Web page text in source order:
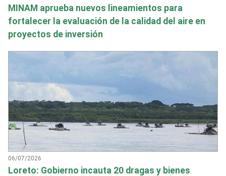
MINAM aprueba nuevos lineamientos para
fortalecer la evaluación de la calidad del aire en
proyectos de inversión
06/07/2026
Loreto: Gobierno incauta 20 dragas y bienes